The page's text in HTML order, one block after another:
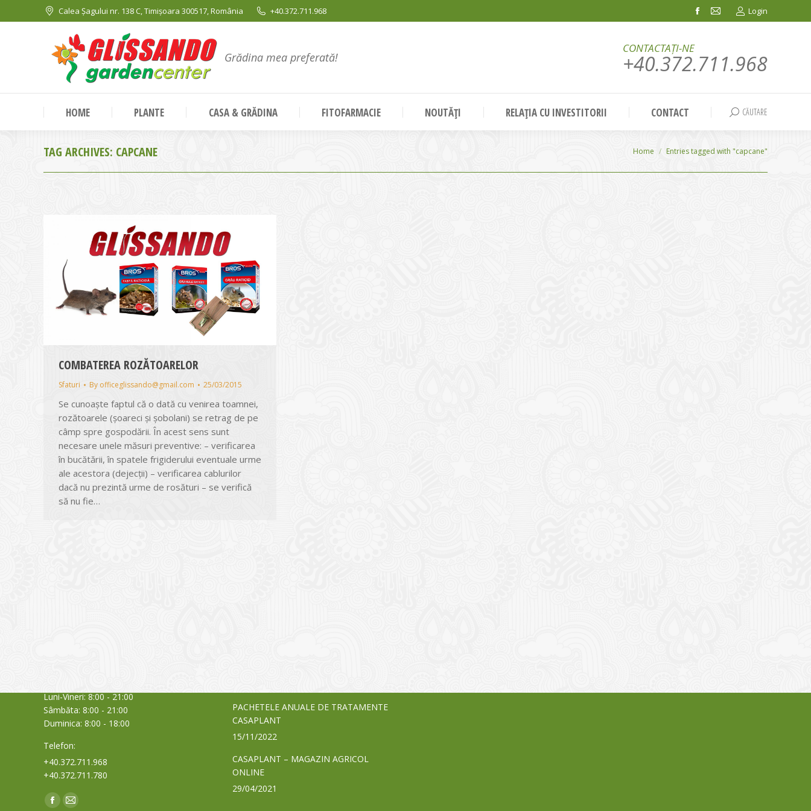
Calea Șagului nr. 138 C, Timișoara 300517, România +40.372.711.968
Facebook
in
window
Mail
in
window
Login
Grădina mea preferată!
CONTACTAȚI-NE
+40.372.711.968
HOME PLANTE CASA & GRĂDINA FITOFARMACIE NOUTĂȚI RELAȚIA CU INVESTITORII CONTACT Search:
CĂUTARE
TAG ARCHIVES: CAPCANE You are here:
Home Entries tagged with "capcane"
COMBATEREA ROZĂTOARELOR
Sfaturi By officeglissando@gmail.com 25/03/2015
Se cunoaşte faptul că o dată cu venirea toamnei,
rozătoarele (şoareci şi şobolani) se retrag de pe
câmp spre gospodării. În acest sens sunt
necesare unele măsuri preventive: – verificarea
în bucătării, în spatele frigiderului eventuale urme
ale acestora (dejecții) – verificarea cablurilor
dacă nu prezintă urme de rosături – se verifică
să nu fie…
Luni-Vineri: 8:00 - 21:00
Sâmbăta: 8:00 - 21:00
Duminica: 8:00 - 18:00
Telefon:
+40.372.711.968
+40.372.711.780
Find us on:
Facebook
Mail
PACHETELE ANUALE DE TRATAMENTE
CASAPLANT
15/11/2022
CASAPLANT – MAGAZIN AGRICOL
ONLINE
29/04/2021